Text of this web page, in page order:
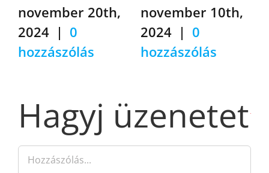
november 20th,
2024 | 0
hozzászólás
november 10th,
2024 | 0
hozzászólás
Hagyj üzenetet
Hozzászólás